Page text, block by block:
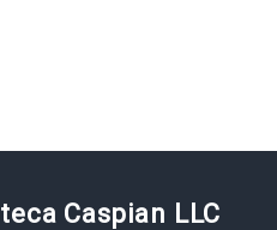
Iteca Caspian LLC